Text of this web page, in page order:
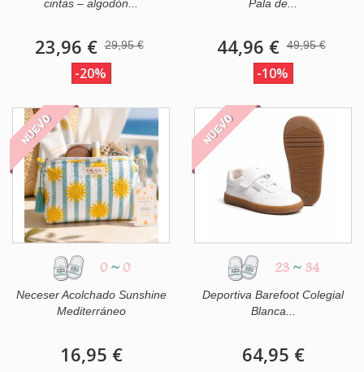
cintas – algodón...
23,96 € 29,95 €
-20%
Pala de...
44,96 € 49,95 €
-10%
NUEVO
0 ~ 0
Neceser Acolchado Sunshine
Mediterráneo
16,95 €
NUEVO
23 ~ 34
Deportiva Barefoot Colegial
Blanca...
64,95 €